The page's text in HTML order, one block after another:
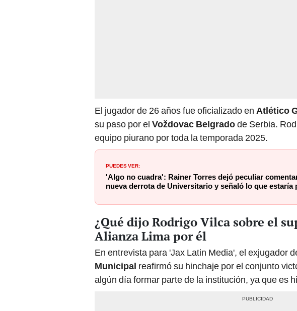
El jugador de 26 años fue oficializado en Atlético
su paso por el Voždovac Belgradode Serbia.
equipo piurano por toda la temporada 2025.
PUEDES VER:
'Algo no cuadra': Rainer Torres dejó peculiar
nueva derrota de Universitario y señaló lo que estaría
¿Qué dijo Rodrigo Vilca sobre el
Alianza Lima por él
En entrevista para 'Jax Latin Media', el exjugador
Municipal reafirmó su hinchaje por el conjunto
algún día formar parte de la institución, ya que es